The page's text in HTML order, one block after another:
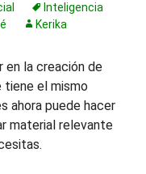
Inteligencia
Kerika
en la creación de
tiene el mismo
ahora puede hacer
material relevante